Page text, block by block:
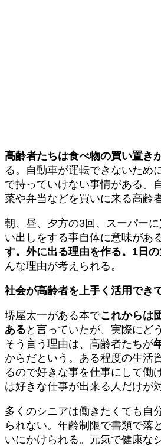
高齢者たちは食べ物の買い置き
る。自動車が運転できないため
で持っていけない事情がある。
菜や弁当などを買いに来る高齢
朝、昼、夕方の3回、スーパー
い出しをする事自体に意味がある
す。外に出る理由を作る。1日の
んな理由が考えられる。
社会が高齢者を上手く活用でき
堺屋太一がある本でこれからは
ある と言っていたが、実際にど
そう言う理由は、高齢者たちが
からだという。ある程度の生活
るので好きな事を仕事にして働
は好きな仕事が出来る人だけが
多くのシニアは働きたくても自
られない。年齢制限で書類で落
いにかけられる。元気で健康な